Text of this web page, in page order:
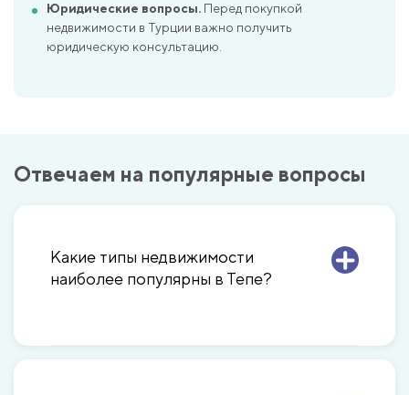
Юридические вопросы. Перед покупкой
недвижимости в Турции важно получить
юридическую консультацию.
Отвечаем на популярные вопросы
Какие типы недвижимости
наиболее популярны в Тепе?